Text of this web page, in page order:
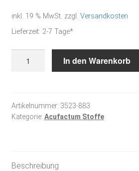
inkl. 19 % MwSt. zzgl. Versandkosten
Lieferzeit: 2-7 Tage*
Menge
In den Warenkorb
Artikelnummer: 3523-883
Kategorie: Acufactum Stoffe
Beschreibung